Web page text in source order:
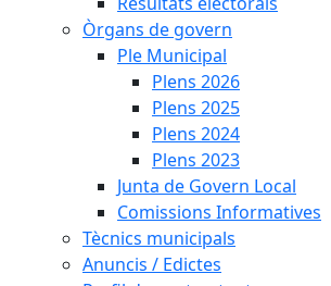
Òrgans de govern
Ple Municipal
Plens 2026
Plens 2025
Plens 2024
Plens 2023
Junta de Govern Local
Comissions Informatives
Tècnics municipals
Anuncis / Edictes